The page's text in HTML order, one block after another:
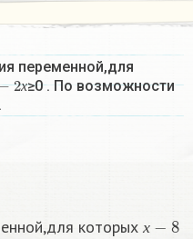
переменной,для
х
х ≥0 . По возможности
которыхх